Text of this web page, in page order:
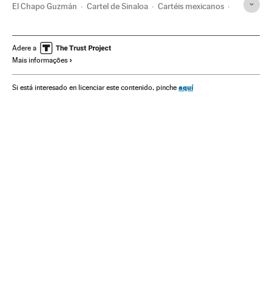
El Chapo Guzmán Cartel de Sinaloa Cartéis mexicanos
Crime organizado América do Norte
Delitos contra saúde pública
América Latina Música América Delitos Justiça
Adere a
Mais informações
Si está interesado en licenciar este contenido, pinche aquí